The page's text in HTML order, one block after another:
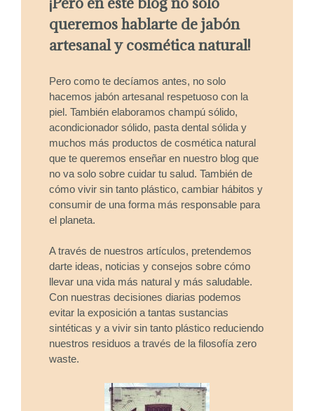
queremos hablarte de jabón
artesanal y cosmética natural!
Pero como te decíamos antes, no solo
hacemos jabón artesanal respetuoso con la
piel. También elaboramos champú sólido,
acondicionador sólido, pasta dental sólida y
muchos más productos de cosmética natural
que te queremos enseñar en nuestro blog que
no va solo sobre cuidar tu salud. También de
cómo vivir sin tanto plástico, cambiar hábitos y
consumir de una forma más responsable para
el planeta.
A través de nuestros artículos, pretendemos
darte ideas, noticias y consejos sobre cómo
llevar una vida más natural y más saludable.
Con nuestras decisiones diarias podemos
evitar la exposición a tantas sustancias
sintéticas y a vivir sin tanto plástico reduciendo
nuestros residuos a través de la filosofía zero
waste.